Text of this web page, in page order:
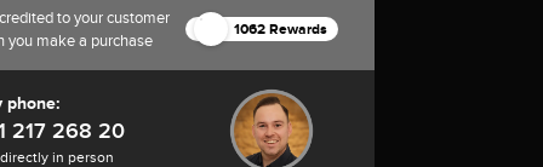
to your customer
you make a purchase
1062 Rewards
phone:
217 268 20
in person